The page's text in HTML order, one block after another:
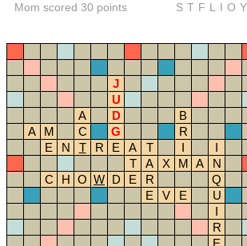
Mom scored 30 points STFLIOY
J
U
A
D
B
A
M C G
R
E
N T R E A T I
I
T
A X M A
N
C
H O W D E R
Q
E
V E
U
I
R
E